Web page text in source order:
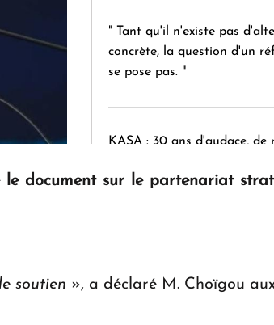
" Tant qu'il n'existe pas
concrète, la question d'un
se pose pas. "
KASA : 30 ans d'audace, de
document sur le partenariat
soutien », a déclaré M. Choïgou